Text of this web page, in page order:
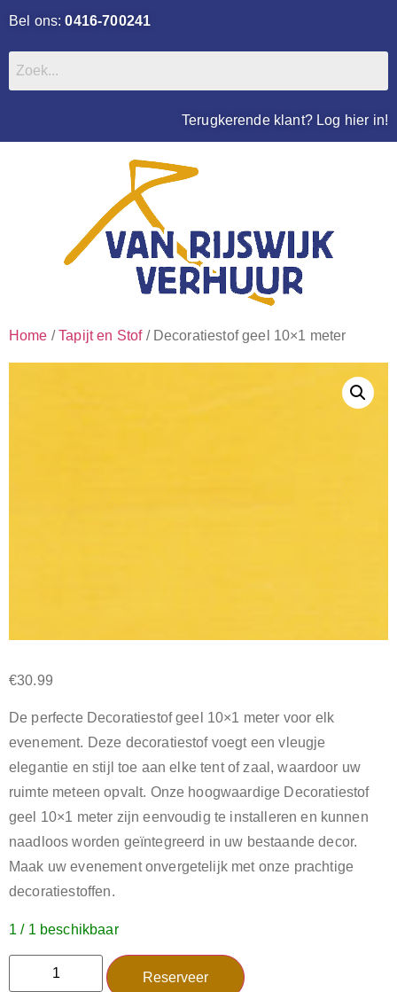
Bel ons:0416-700241
Terugkerende klant? Log hier in!
Home /Tapijt en Stof/ Decoratiestof geel 10×1 meter
€30.99
De perfecte Decoratiestof geel 10×1 meter voor elk
evenement. Deze decoratiestof voegt een vleugje
elegantie en stijl toe aan elke tent of zaal, waardoor uw
ruimte meteen opvalt. Onze hoogwaardige Decoratiestof
geel 10×1 meter zijn eenvoudig te installeren en kunnen
naadloos worden geïntegreerd in uw bestaande decor.
Maak uw evenement onvergetelijk met onze prachtige
decoratiestoffen.
1 / 1 beschikbaar
Reserveer